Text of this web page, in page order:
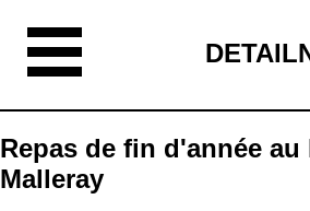
Repas de fin d'année au
Malleray